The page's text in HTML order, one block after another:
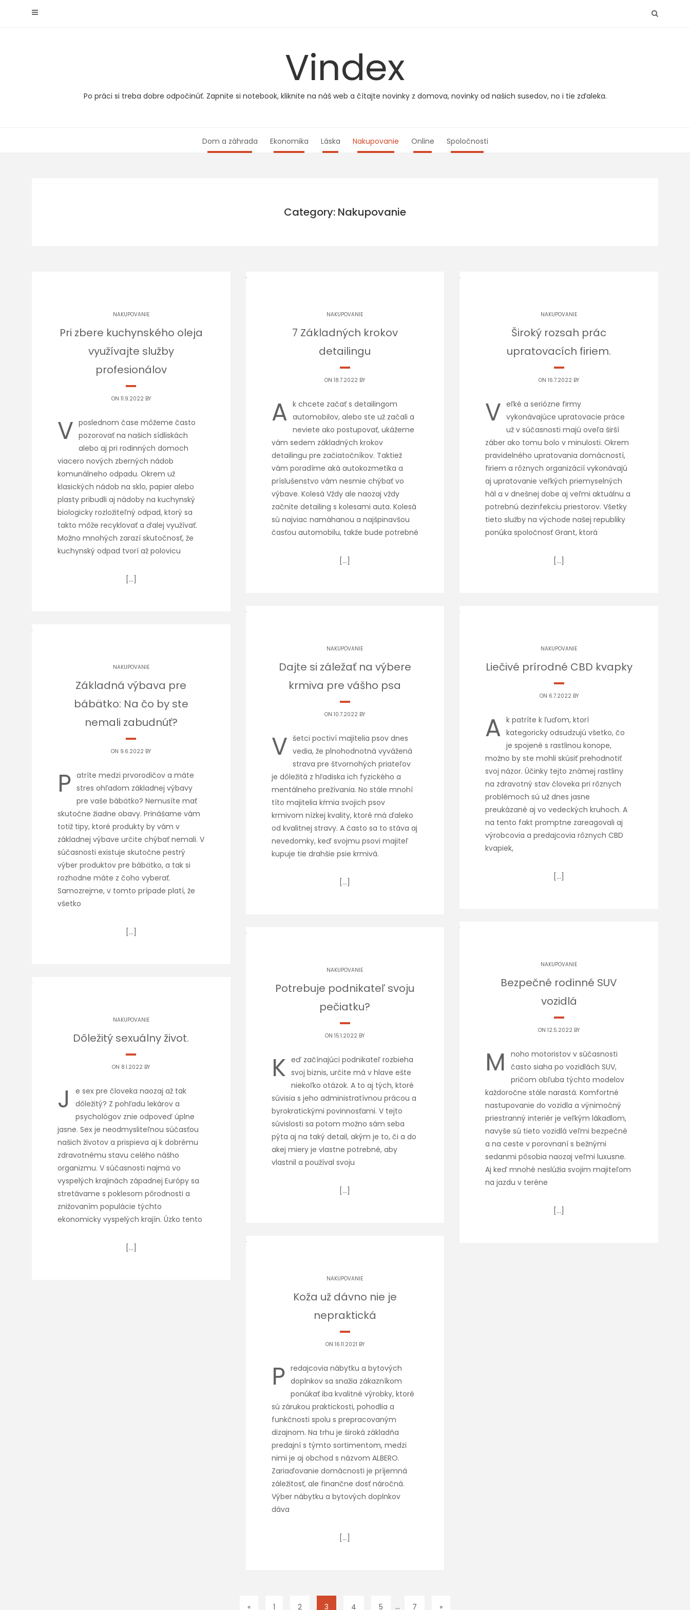
Vindex
Po práci si treba dobre odpočinúť. Zapnite si notebook, kliknite na náš web a čítajte novinky z domova, novinky od našich susedov, no i tie zďaleka.
Dom a záhrada Ekonomika Láska Nakupovanie Online Spoločnosti
Category: Nakupovanie
NAKUPOVANIE
Pri zbere kuchynského oleja
využívajte služby
profesionálov
ON 11.9.2022 BY
V poslednom čase môžeme často
pozorovať na našich sídliskách
alebo aj pri rodinných domoch
viacero nových zberných nádob
komunálneho odpadu. Okrem už
klasických nádob na sklo, papier alebo
plasty pribudli aj nádoby na kuchynský
biologicky rozložiteľný odpad, ktorý sa
takto môže recyklovať a ďalej využívať.
Možno mnohých zarazí skutočnosť, že
kuchynský odpad tvorí až polovicu
[…]
NAKUPOVANIE
7 Základných krokov
detailingu
ON 18.7.2022 BY
A k chcete začať s detailingom
automobilov, alebo ste už začali a
neviete ako postupovať, ukážeme
vám sedem základných krokov
detailingu pre začiatočníkov. Taktiež
vám poradíme aká autokozmetika a
príslušenstvo vám nesmie chýbať vo
výbave. Kolesá Vždy ale naozaj vždy
začnite detailing s kolesami auta. Kolesá
sú najviac namáhanou a najšpinavšou
časťou automobilu, takže bude potrebné
[…]
NAKUPOVANIE
Široký rozsah prác
upratovacích firiem.
ON 16.7.2022 BY
V eľké a seriózne firmy
vykonávajúce upratovacie práce
už v súčasnosti majú oveľa širší
záber ako tomu bolo v minulosti. Okrem
pravidelného upratovania domácností,
firiem a rôznych organizácií vykonávajú
aj upratovanie veľkých priemyselných
hál a v dnešnej dobe aj veľmi aktuálnu a
potrebnú dezinfekciu priestorov. Všetky
tieto služby na východe našej republiky
ponúka spoločnosť Grant, ktorá
[…]
NAKUPOVANIE
Dajte si záležať na výbere
krmiva pre vášho psa
ON 10.7.2022 BY
V šetci poctiví majitelia psov dnes
vedia, že plnohodnotná vyvážená
strava pre štvornohých priateľov
je dôležitá z hľadiska ich fyzického a
mentálneho prežívania. No stále mnohí
títo majitelia kŕmia svojich psov
krmivom nízkej kvality, ktoré má ďaleko
od kvalitnej stravy. A často sa to stáva aj
nevedomky, keď svojmu psovi majiteľ
kupuje tie drahšie psie krmivá.
[…]
NAKUPOVANIE
Liečivé prírodné CBD kvapky
ON 6.7.2022 BY
A k patríte k ľuďom, ktorí
kategoricky odsudzujú všetko, čo
je spojené s rastlinou konope,
možno by ste mohli skúsiť prehodnotiť
svoj názor. Účinky tejto známej rastliny
na zdravotný stav človeka pri rôznych
problémoch sú už dnes jasne
preukázané aj vo vedeckých kruhoch. A
na tento fakt promptne zareagovali aj
výrobcovia a predajcovia rôznych CBD
kvapiek,
[…]
NAKUPOVANIE
Základná výbava pre
bábätko: Na čo by ste
nemali zabudnúť?
ON 9.6.2022 BY
P atríte medzi prvorodičov a máte
stres ohľadom základnej výbavy
pre vaše bábätko? Nemusíte mať
skutočne žiadne obavy. Prinášame vám
totiž tipy, ktoré produkty by vám v
základnej výbave určite chýbať nemali. V
súčasnosti existuje skutočne pestrý
výber produktov pre bábätko, a tak si
rozhodne máte z čoho vyberať.
Samozrejme, v tomto prípade platí, že
všetko
[…]
NAKUPOVANIE
Bezpečné rodinné SUV
vozidlá
ON 12.5.2022 BY
M
noho motoristov v súčasnosti
často siaha po vozidlách SUV,
pričom obľuba týchto modelov
každoročne stále narastá. Komfortné
nastupovanie do vozidla a výnimočný
priestranný interiér je veľkým lákadlom,
navyše sú tieto vozidlá veľmi bezpečné
a na ceste v porovnaní s bežnými
sedanmi pôsobia naozaj veľmi luxusne.
Aj keď mnohé neslúžia svojim majiteľom
na jazdu v teréne
[…]
NAKUPOVANIE
Potrebuje podnikateľ svoju
pečiatku?
ON 15.1.2022 BY
K eď začínajúci podnikateľ rozbieha
svoj biznis, určite má v hlave ešte
niekoľko otázok. A to aj tých, ktoré
súvisia s jeho administratívnou prácou a
byrokratickými povinnosťami. V tejto
súvislosti sa potom možno sám seba
pýta aj na taký detail, akým je to, či a do
akej miery je vlastne potrebné, aby
vlastnil a používal svoju
[…]
NAKUPOVANIE
Dôležitý sexuálny život.
ON 8.1.2022 BY
J
e sex pre človeka naozaj až tak
dôležitý? Z pohľadu lekárov a
psychológov znie odpoveď úplne
jasne. Sex je neodmysliteľnou súčasťou
našich životov a prispieva aj k dobrému
zdravotnému stavu celého nášho
organizmu. V súčasnosti najmä vo
vyspelých krajinách západnej Európy sa
stretávame s poklesom pôrodnosti a
znižovaním populácie týchto
ekonomicky vyspelých krajín. Úzko tento
[…]
NAKUPOVANIE
Koža už dávno nie je
nepraktická
ON 16.11.2021 BY
P redajcovia nábytku a bytových
doplnkov sa snažia zákazníkom
ponúkať iba kvalitné výrobky, ktoré
sú zárukou praktickosti, pohodlia a
funkčnosti spolu s prepracovaným
dizajnom. Na trhu je široká základňa
predajní s týmto sortimentom, medzi
nimi je aj obchod s názvom ALBERO.
Zariaďovanie domácnosti je príjemná
záležitosť, ale finančne dosť náročná.
Výber nábytku a bytových doplnkov
dáva
[…]
« 1 2 3 4 5 … 7 »